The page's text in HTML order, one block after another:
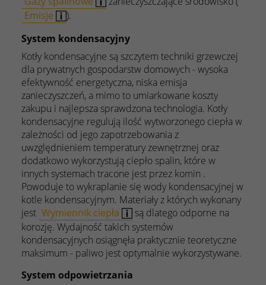
Emisje
).
System kondensacyjny
Kotły kondensacyjne są szczytem techniki grzewczej
dla prywatnych gospodarstw domowych - wysoka
efektywność energetyczna, niska emisja
zanieczyszczeń, a mimo to umiarkowane koszty
zakupu i najlepsza sprawdzona technologia. Kotły
kondensacyjne regulują ilość wytworzonego ciepła w
zależności od jego zapotrzebowania z
uwzględnieniem temperatury zewnętrznej oraz
dodatkowo wykorzystują ciepło spalin, które w
innych systemach tracone jest przez komin .
Powoduje to wykraplanie się wody kondensacyjnej w
kotle kondensacyjnym. Materiały z których wykonany
jest Wymiennik ciepła
są dlatego odporne na
korozję. Wydajność takich systemów
kondensacyjnych osiągnęła praktycznie teoretyczne
maksimum - paliwo jest optymalnie wykorzystywane.
System odpowietrzania